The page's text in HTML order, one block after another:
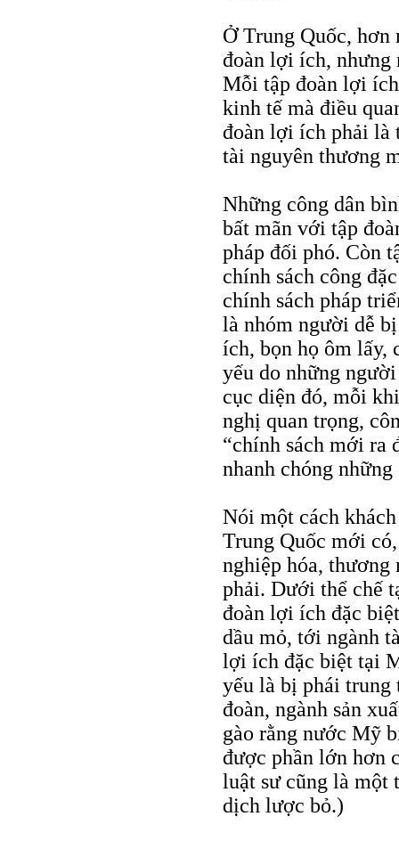
Ở Trung Quốc, hơn
đoàn lợi ích, nhưng
Mỗi tập đoàn lợi
kinh tế mà điều
đoàn lợi ích phải là
tài nguyên thương
Những công dân
bất mãn với tập
pháp đối phó. Còn
chính sách công
chính sách pháp
là nhóm người dễ
ích, bọn họ ôm lấy,
yếu do những
cục diện đó, mỗi
nghị quan trọng,
“chính sách mới ra
nhanh chóng
Nói một cách
Trung Quốc mới
nghiệp hóa,
phải. Dưới thể chế
đoàn lợi ích đặc
dầu mỏ, tới ngành
lợi ích đặc biệt tại
yếu là bị phái trung
đoàn, ngành sản
gào rằng nước Mỹ
được phần lớn hơn
luật sư cũng là
dịch lược bỏ.)